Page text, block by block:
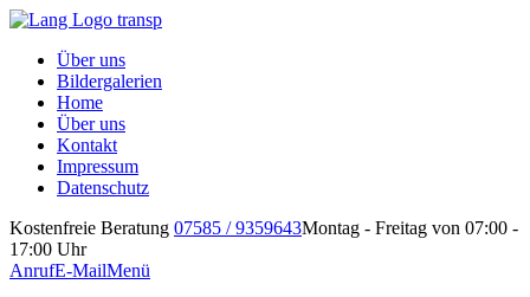
Über uns
Bildergalerien
Home
Über uns
Kontakt
Impressum
Datenschutz
Kostenfreie Beratung 07585 / 9359643Montag - Freitag von 07:00 -
17:00 Uhr
AnrufE-MailMenü